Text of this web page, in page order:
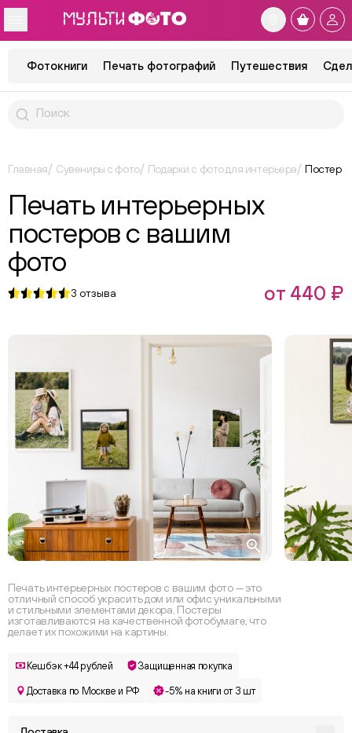
Фотокниги Печать фотографий Путешествия
Главная Сувениры с фото Подарки с фото для интерьера Постер
Печать интерьерных постеров с вашим фото — это
отличный способ украсить дом или офис уникальными
и стильными элементами декора. Постеры
изготавливаются на качественной фотобумаге, что
делает их похожими на картины.
Печать интерьерных
постеров с вашим
фото
3 отзыва от 440 ₽
Кешбэк +44 рублей Защищенная покупка
Доставка по Москве и РФ -5% на книги от 3 шт